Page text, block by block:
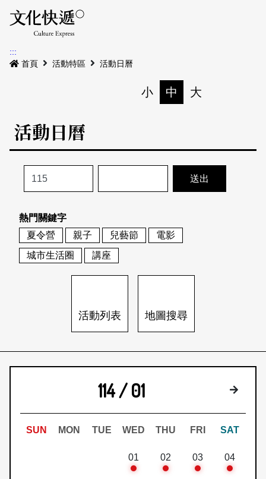
最新公告
本期專題
歷史專題
活動特區
活動列表
地圖搜尋
關於我們
關於我們
刊物索取地點
會員基本資料
刊登活動
網站導覽 English
日本語 登入/註冊
:::
首頁
活動特區 活動日曆
小 中 大
活動日曆
熱門關鍵字
夏令營
親子 兒藝節
電影
城市生活圈
講座
活動列表 地圖搜尋
114 / 01 下個月
SUN MON TUE WED THU FRI SAT
01 02 03 04